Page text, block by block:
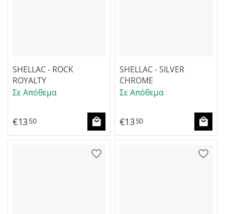
SHELLAC - ROCK
ROYALTY
Σε Απόθεμα
€1350
SHELLAC - SILVER
CHROME
Σε Απόθεμα
€1350